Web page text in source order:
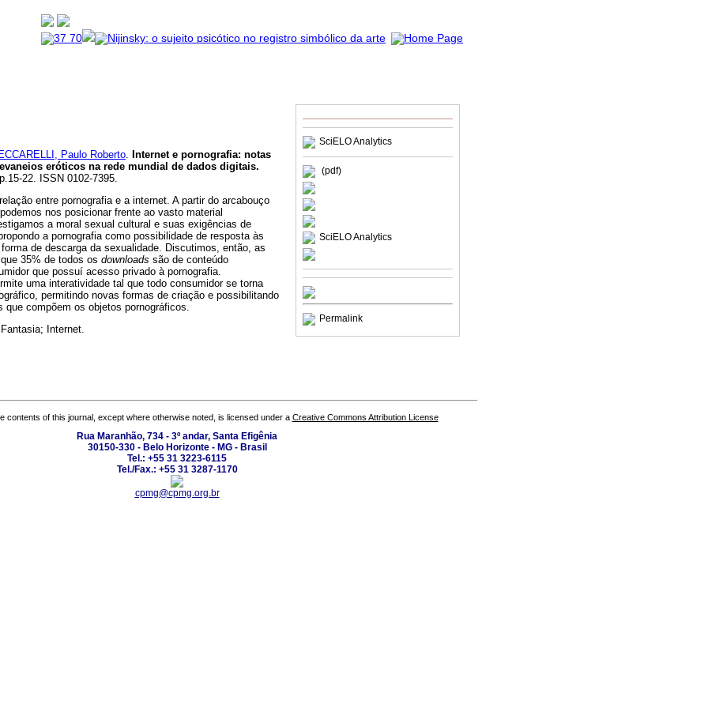
SciELO Analytics
(pdf)
SciELO Analytics
Permalink
Paulo Roberto Internet e pornografia: notas
eróticos na rede mundial de dados digitais.
22. ISSN 0102-7395.
entre pornografia e a internet. A partir do arcabouço
nos posicionar frente ao vasto material
a moral sexual cultural e suas exigências de
a pornografia como possibilidade de resposta às
de descarga da sexualidade. Discutimos, então, as
35% de todos os downloads são de conteúdo
que possuí acesso privado à pornografia.
uma interatividade tal que todo consumidor se torna
permitindo novas formas de criação e possibilitando
que compõem os objetos pornográficos.
Internet.
contents of this journal, except where otherwise noted, is licensed under a Creative Commons Attribution License
Rua Maranhão, 734 - 3º andar, Santa Efigênia
30150-330 - Belo Horizonte - MG - Brasil
Tel.: +55 31 3223-6115
Tel./Fax.: +55 31 3287-1170
cpmg@cpmg.org.br